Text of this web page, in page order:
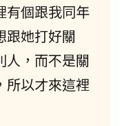
有個跟我同年
跟她打好關
人，而不是關
所以才來這裡